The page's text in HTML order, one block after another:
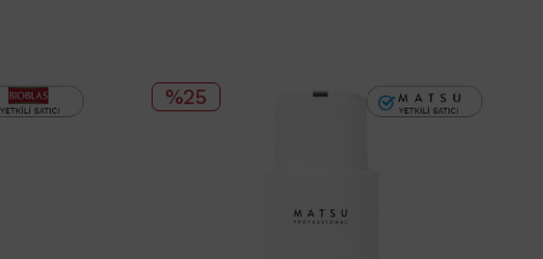
%25